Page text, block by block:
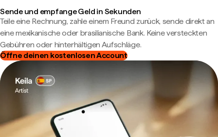
Sende und empfange Geld in Sekunden
Teile eine Rechnung, zahle einem Freund zurück, sende direkt an
eine mexikanische oder brasilianische Bank. Keine versteckten
Gebühren oder hinterhältigen Aufschläge.
Öffne deinen kostenlosen Account